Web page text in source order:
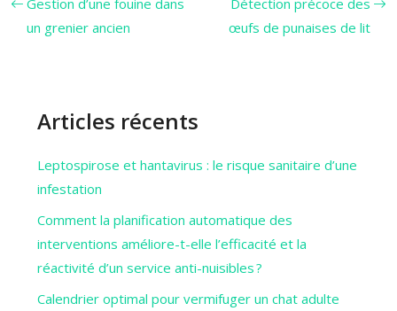
Gestion d’une fouine dans
un grenier ancien
Détection précoce des
œufs de punaises de lit
Articles récents
Leptospirose et hantavirus : le risque sanitaire d’une
infestation
Comment la planification automatique des
interventions améliore-t-elle l’efficacité et la
réactivité d’un service anti-nuisibles ?
Calendrier optimal pour vermifuger un chat adulte